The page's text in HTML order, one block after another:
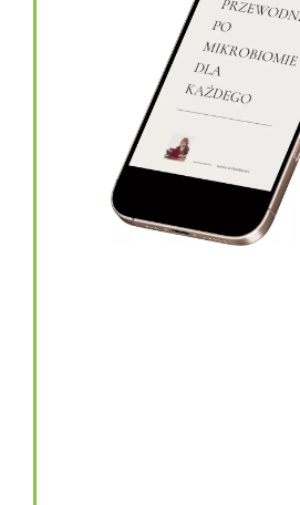
topinambur w kapsułkach